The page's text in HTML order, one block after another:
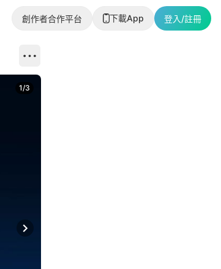
創作者合作平台 下載App 登入/註冊
Next slide
1/3